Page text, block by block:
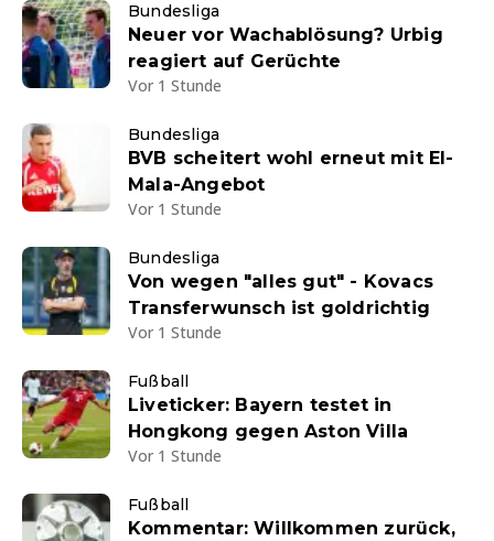
Bundesliga
Neuer vor Wachablösung? Urbig
reagiert auf Gerüchte
Vor 1 Stunde
Bundesliga
BVB scheitert wohl erneut mit El-
Mala-Angebot
Vor 1 Stunde
Bundesliga
Von wegen "alles gut" - Kovacs
Transferwunsch ist goldrichtig
Vor 1 Stunde
Fußball
Liveticker: Bayern testet in
Hongkong gegen Aston Villa
Vor 1 Stunde
Fußball
Kommentar: Willkommen zurück,